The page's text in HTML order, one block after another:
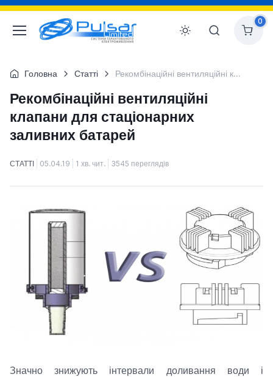
0
Головна Статті Рекомбінаційні вентиляційні клапани для стаціонарних заливних батарей
Рекомбінаційні вентиляційні
клапани для стаціонарних
заливних батарей
СТАТТІ 05.04.19 1 хв. чит. 3545 переглядів
Значно знижують інтервали доливання води і